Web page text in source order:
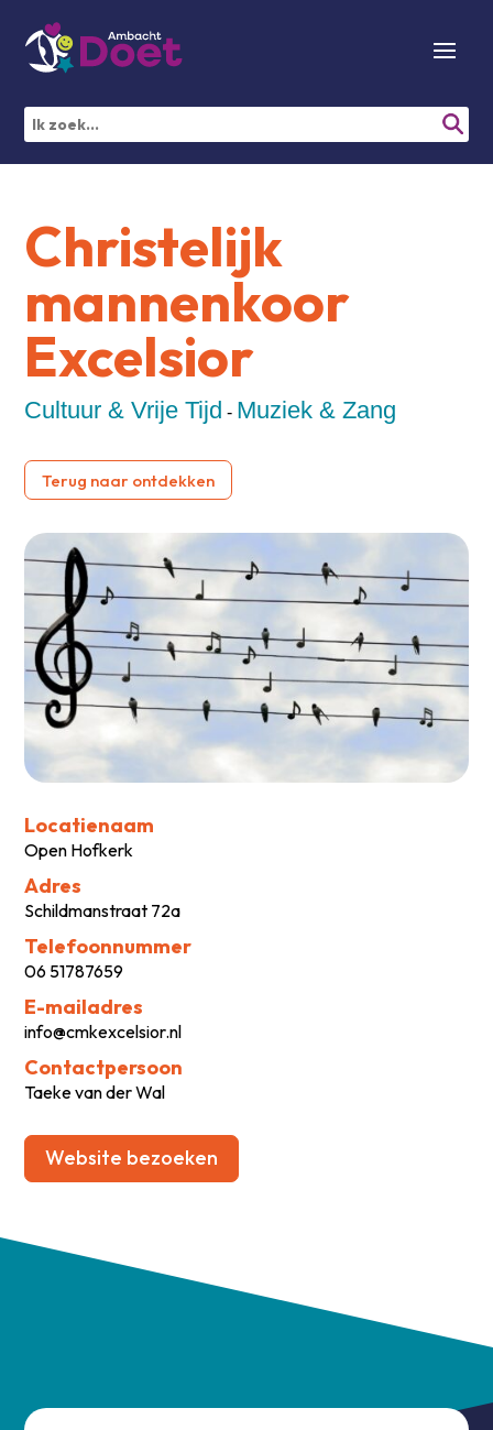
Christelijk
mannenkoor
Excelsior
Cultuur & Vrije Tijd - Muziek & Zang
Terug naar ontdekken
Locatienaam
Open Hofkerk
Adres
Schildmanstraat 72a
Telefoonnummer
06 51787659
E-mailadres
info@cmkexcelsior.nl
Contactpersoon
Taeke van der Wal
Website bezoeken